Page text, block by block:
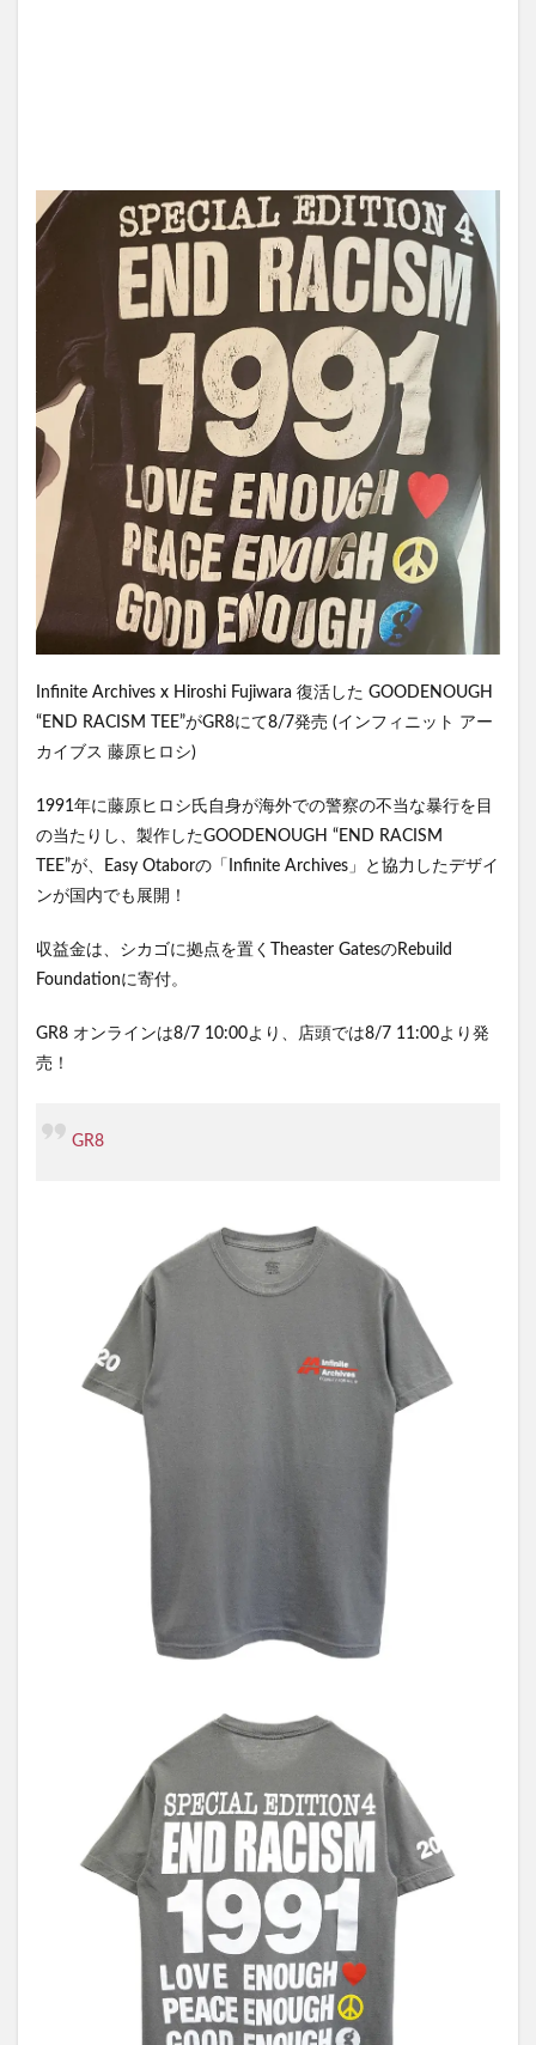
Infinite Archives x Hiroshi Fujiwara 復活した GOODENOUGH
“END RACISM TEE”がGR8にて8/7発売 (インフィニット アー
カイブス 藤原ヒロシ)
1991年に藤原ヒロシ氏自身が海外での警察の不当な暴行を目
の当たりし、製作したGOODENOUGH “END RACISM
TEE”が、Easy Otaborの「Infinite Archives」と協力したデザイ
ンが国内でも展開！
収益金は、シカゴに拠点を置くTheaster GatesのRebuild
Foundationに寄付。
GR8 オンラインは8/7 10:00より、店頭では8/7 11:00より発
売！
GR8